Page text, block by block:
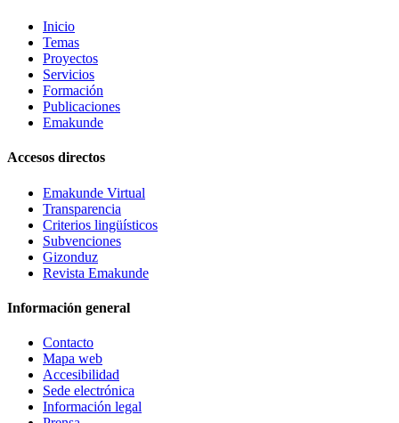
Inicio
Temas
Proyectos
Servicios
Formación
Publicaciones
Emakunde
Accesos directos
Emakunde Virtual
Transparencia
Criterios lingüísticos
Subvenciones
Gizonduz
Revista Emakunde
Información general
Contacto
Mapa web
Accesibilidad
Sede electrónica
Información legal